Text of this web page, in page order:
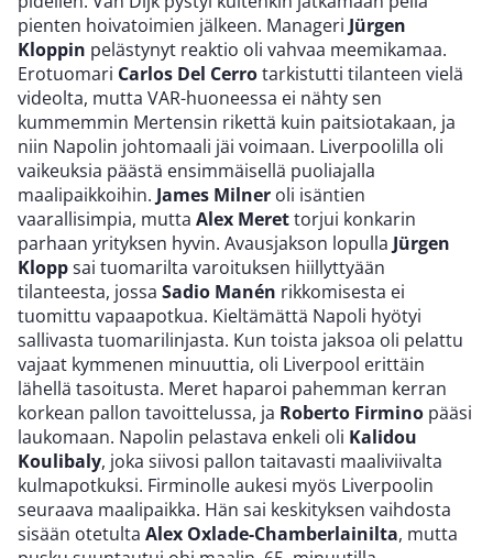
pienten hoivatoimien jälkeen. Manageri Jürgen
Kloppin pelästynyt reaktio oli vahvaa meemikamaa.
Erotuomari Carlos Del Cerrotarkistutti tilanteen vielä
videolta, mutta VAR-huoneessa ei nähty sen
kummemmin Mertensin rikettä kuin paitsiotakaan, ja
niin Napolin johtomaali jäi voimaan. Liverpoolilla oli
vaikeuksia päästä ensimmäisellä puoliajalla
maalipaikkoihin. James Milner oli isäntien
vaarallisimpia, mutta Alex Merettorjui konkarin
parhaan yrityksen hyvin. Avausjakson lopulla Jürgen
Kloppsai tuomarilta varoituksen hiillyttyään
tilanteesta, jossa Sadio Manén rikkomisesta ei
tuomittu vapaapotkua. Kieltämättä Napoli hyötyi
sallivasta tuomarilinjasta. Kun toista jaksoa oli pelattu
vajaat kymmenen minuuttia, oli Liverpool erittäin
lähellä tasoitusta. Meret haparoi pahemman kerran
korkean pallon tavoittelussa, ja Roberto Firmino pääsi
laukomaan. Napolin pelastava enkeli oli Kalidou
Koulibaly, joka siivosi pallon taitavasti maaliviivalta
kulmapotkuksi. Firminolle aukesi myös Liverpoolin
seuraava maalipaikka. Hän sai keskityksen vaihdosta
sisään otetulta Alex Oxlade-Chamberlainilta, mutta